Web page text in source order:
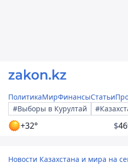
ПолитикаМирФинансыСтатьи
#Выборы в Курултай
+32° $
Новости Казахстана и мира на